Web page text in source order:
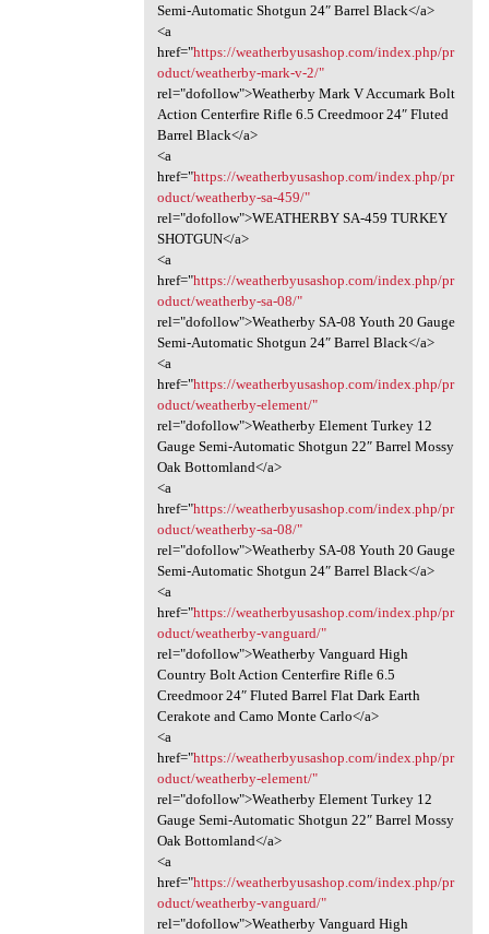
Semi-Automatic Shotgun 24″ Barrel Black</a>
<a
href="https://weatherbyusashop.com/index.php/pr
oduct/weatherby-mark-v-2/"
rel="dofollow">Weatherby Mark V Accumark Bolt
Action Centerfire Rifle 6.5 Creedmoor 24″ Fluted
Barrel Black</a>
<a
href="https://weatherbyusashop.com/index.php/pr
oduct/weatherby-sa-459/"
rel="dofollow">WEATHERBY SA-459 TURKEY
SHOTGUN</a>
<a
href="https://weatherbyusashop.com/index.php/pr
oduct/weatherby-sa-08/"
rel="dofollow">Weatherby SA-08 Youth 20 Gauge
Semi-Automatic Shotgun 24″ Barrel Black</a>
<a
href="https://weatherbyusashop.com/index.php/pr
oduct/weatherby-element/"
rel="dofollow">Weatherby Element Turkey 12
Gauge Semi-Automatic Shotgun 22″ Barrel Mossy
Oak Bottomland</a>
<a
href="https://weatherbyusashop.com/index.php/pr
oduct/weatherby-sa-08/"
rel="dofollow">Weatherby SA-08 Youth 20 Gauge
Semi-Automatic Shotgun 24″ Barrel Black</a>
<a
href="https://weatherbyusashop.com/index.php/pr
oduct/weatherby-vanguard/"
rel="dofollow">Weatherby Vanguard High
Country Bolt Action Centerfire Rifle 6.5
Creedmoor 24″ Fluted Barrel Flat Dark Earth
Cerakote and Camo Monte Carlo</a>
<a
href="https://weatherbyusashop.com/index.php/pr
oduct/weatherby-element/"
rel="dofollow">Weatherby Element Turkey 12
Gauge Semi-Automatic Shotgun 22″ Barrel Mossy
Oak Bottomland</a>
<a
href="https://weatherbyusashop.com/index.php/pr
oduct/weatherby-vanguard/"
rel="dofollow">Weatherby Vanguard High